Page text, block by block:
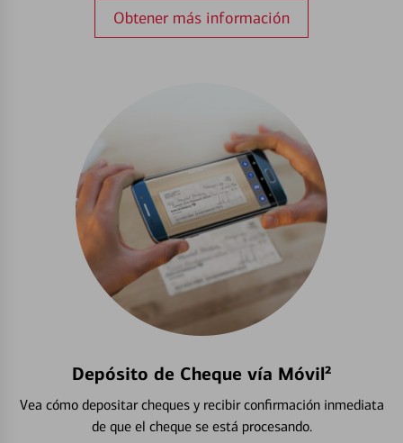
Obtener más información
Depósito de Cheque vía Móvil²
Vea cómo depositar cheques y recibir confirmación inmediata
de que el cheque se está procesando.